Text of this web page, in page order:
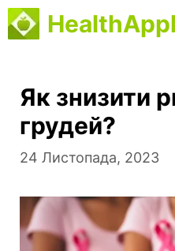
Перейти
до
Як знизити
грудей?
24 Листопада, 2023